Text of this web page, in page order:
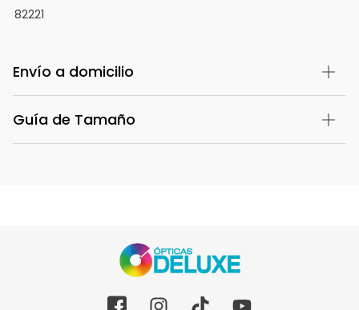
82221
Envío a domicilio
Guía de Tamaño